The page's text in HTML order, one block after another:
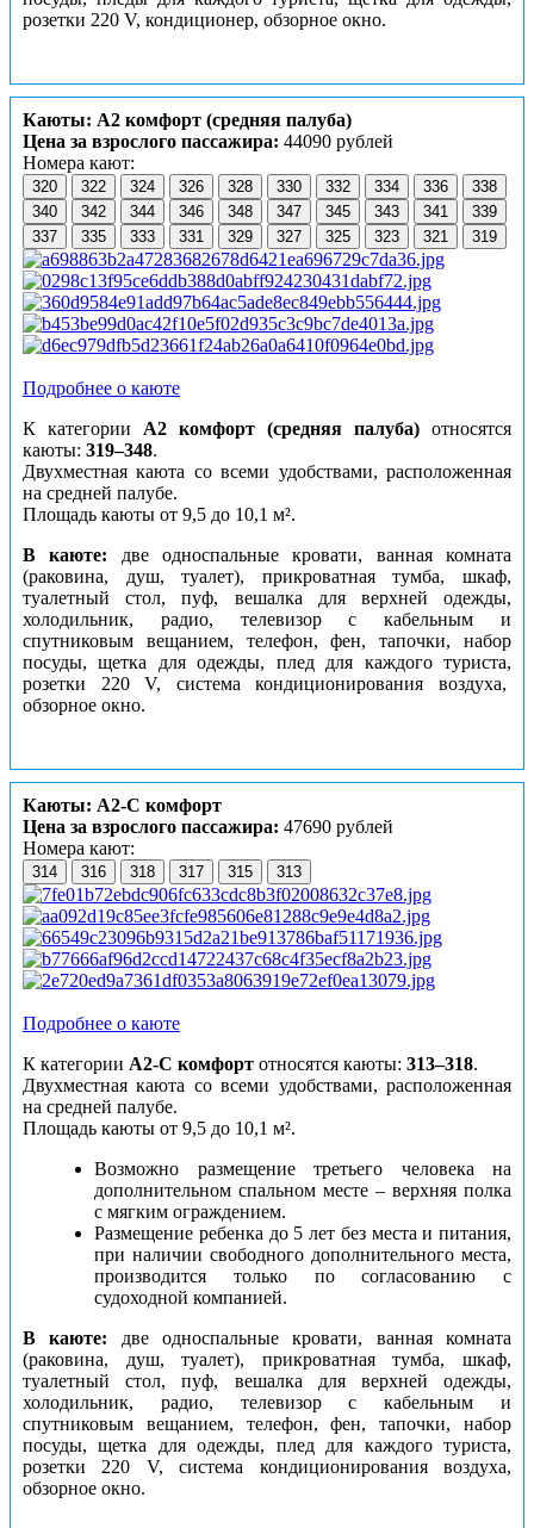
розетки 220 V, кондиционер, обзорное окно.
Каюты: А2 комфорт (средняя палуба)
Цена за взрослого пассажира: 44090 рублей
Номера кают:
320 322 324 326 328 330 332 334 336
338
340
342 344 346 348 347 345 343 341
339
337
335 333 331 329 327 325 323 321 319
Подробнее о каюте
К категории А2 комфорт (средняя палуба) относятся
каюты: 319–348.
Двухместная каюта со всеми удобствами, расположенная
на средней палубе.
Площадь каюты от 9,5 до 10,1 м².
В каюте: две односпальные кровати, ванная комната
(раковина, душ, туалет), прикроватная тумба, шкаф,
туалетный стол, пуф, вешалка для верхней одежды,
холодильник, радио, телевизор с кабельным и
спутниковым вещанием, телефон, фен, тапочки, набор
посуды, щетка для одежды, плед для каждого туриста,
розетки 220 V, система кондиционирования воздуха,
обзорное окно.
Каюты: А2-С комфорт
Цена за взрослого пассажира: 47690 рублей
Номера кают:
314 316 318 317 315 313
Подробнее о каюте
К категории А2-С комфорт относятся каюты: 313–318.
Двухместная каюта со всеми удобствами, расположенная
на средней палубе.
Площадь каюты от 9,5 до 10,1 м².
Возможно размещение третьего человека на
дополнительном спальном месте – верхняя полка
с мягким ограждением.
Размещение ребенка до 5 лет без места и питания,
при наличии свободного дополнительного места,
производится только по согласованию с
судоходной компанией.
В каюте: две односпальные кровати, ванная комната
(раковина, душ, туалет), прикроватная тумба, шкаф,
туалетный стол, пуф, вешалка для верхней одежды,
холодильник, радио, телевизор с кабельным и
спутниковым вещанием, телефон, фен, тапочки, набор
посуды, щетка для одежды, плед для каждого туриста,
розетки 220 V, система кондиционирования воздуха,
обзорное окно.